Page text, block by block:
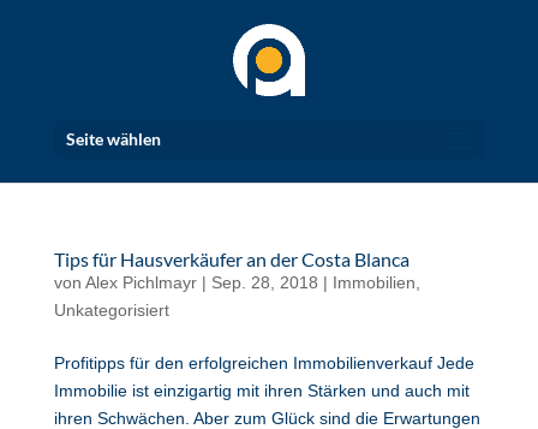
Seite wählen
Tips für Hausverkäufer an der Costa Blanca
von Alex Pichlmayr| Sep. 28, 2018 | Immobilien
Unkategorisiert
Profitipps für den erfolgreichen Immobilienverkauf Jede
Immobilie ist einzigartig mit ihren Stärken und auch mit
ihren Schwächen. Aber zum Glück sind die Erwartungen